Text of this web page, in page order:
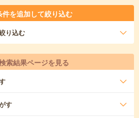
件を追加して絞り込む
り込む
索結果ページを見る
す